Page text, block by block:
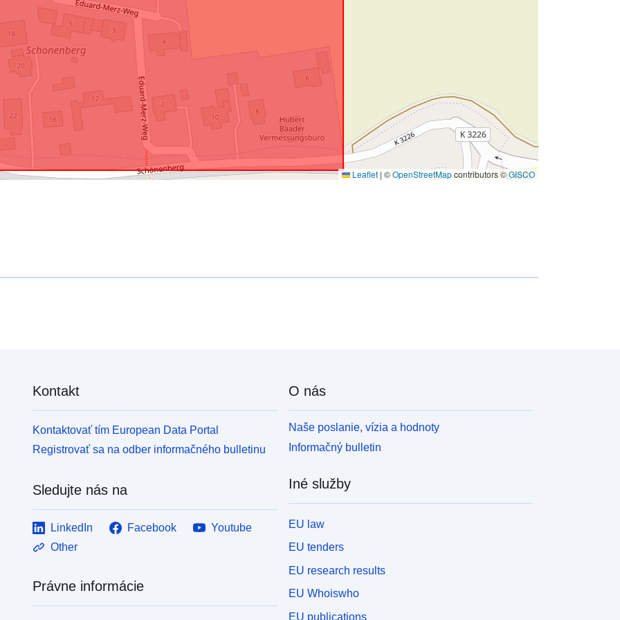
Leaflet | ©OpenStreetMapcontributors ©GISCO
Kontakt
Kontaktovať tím European Data Portal
Registrovať sa na odber informačného bulletinu
Sledujte nás na
LinkedIn Facebook
Youtube
Other
Právne informácie
O nás
Naše poslanie, vízia a hodnoty
Informačný bulletin
Iné služby
EU law
EU tenders
EU research results
EU Whoiswho
EU publications